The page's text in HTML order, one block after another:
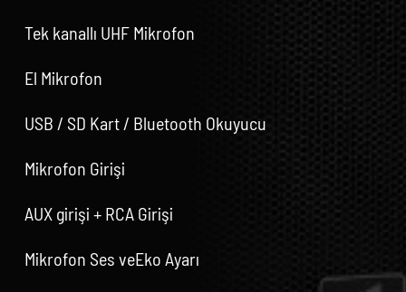
Tek kanallı UHF Mikrofon
El Mikrofon
USB / SD Kart / Bluetooth Okuyucu
Mikrofon Girişi
AUX girişi + RCA Girişi
Mikrofon Ses veEko Ayarı